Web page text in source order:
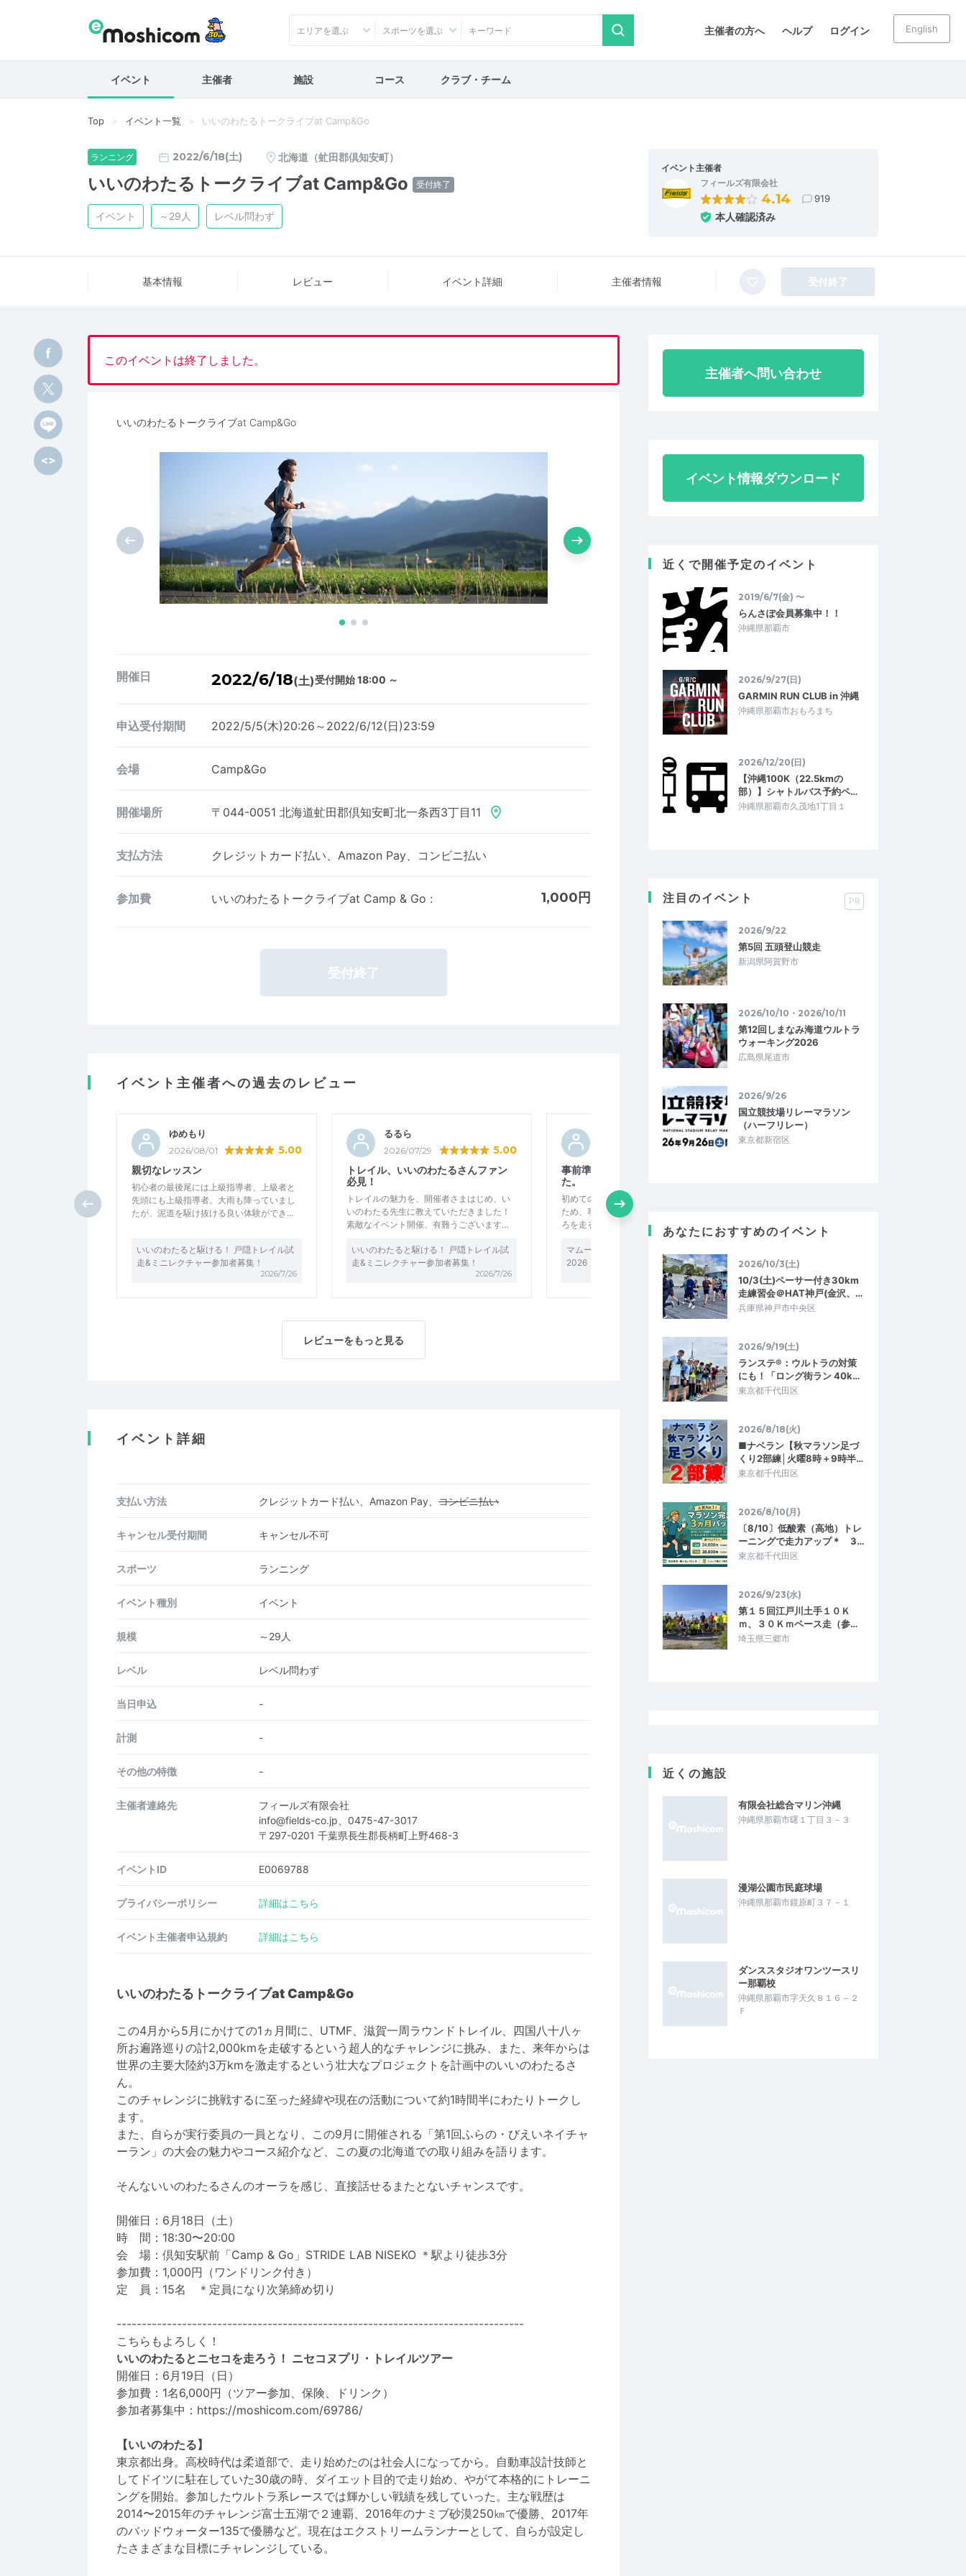
主催者の方へ ヘルプ ログイン
エリアを選ぶ スポーツを選ぶ English
イベント 主催者 施設 コース クラブ・チーム
Top イベント一覧 いいのわたるトークライブat Camp&Go
ランニング 2022/6/18(土) 北海道（虻田郡倶知安町）
いいのわたるトークライブat Camp&Go 受付終了
イベント ～29人 レベル問わず
イベント主催者
フィールズ有限会社
4.14 919
本人確認済み
基本情報 レビュー イベント詳細 主催者情報 受付終了
このイベントは終了しました。
いいのわたるトークライブat Camp&Go
開催日 2022/6/18(土)受付開始 18:00 ～
申込受付期間 2022/5/5(木)20:26～2022/6/12(日)23:59
会場 Camp&Go
開催場所 〒044-0051 北海道虻田郡倶知安町北一条西3丁目11
支払方法 クレジットカード払い、Amazon Pay、コンビニ払い
参加費 いいのわたるトークライブat Camp & Go : 1,000円
受付終了
イベント主催者への過去のレビュー
ゆめもり
2026/08/01 5.00
親切なレッスン
初心者の最後尾には上級指導者、上級者と
先頭にも上級指導者。大雨も降っていまし
たが、泥道を駆け抜ける良い体験ができ…
いいのわたると駆ける！ 戸隠トレイル試
走&ミニレクチャー参加者募集！
2026/7/26
るるら
2026/07/29 5.00
トレイル、いいのわたるさんファン
必見！
トレイルの魅力を、開催者さまはじめ、い
いのわたる先生に教えていただきました！
素敵なイベント開催、有難うございます…
いいのわたると駆ける！ 戸隠トレイル試
走&ミニレクチャー参加者募集！
2026/7/26
5.00
事前準備には十分過ぎる内容だっ
た。
初めてのトレイルレースにエントリーした
ため、事前準備では、国有林の平らなとこ
ろを走ることしかできていなかったが、…
マムートCUPサッポロ・テイネトレイル
2026 コース試走会のご案内
2026/5/31
2026 コース試走会のご案内
レビューをもっと見る
イベント詳細
支払い方法 クレジットカード払い、Amazon Pay、 コンビニ払い
キャンセル受付期間 キャンセル不可
スポーツ ランニング
イベント種別 イベント
規模 ～29人
レベル レベル問わず
当日申込 -
計測 -
その他の特徴 -
主催者連絡先
フィールズ有限会社
info@fields-co.jp、0475-47-3017
〒297-0201 千葉県長生郡長柄町上野468-3
イベントID E0069788
プライバシーポリシー 詳細はこちら
イベント主催者申込規約 詳細はこちら
いいのわたるトークライブat Camp&Go
この4月から5月にかけての1ヵ月間に、UTMF、滋賀一周ラウンドトレイル、四国八十八ヶ
所お遍路巡りの計2,000kmを走破するという超人的なチャレンジに挑み、また、来年からは
世界の主要大陸約3万kmを激走するという壮大なプロジェクトを計画中のいいのわたるさ
ん。
このチャレンジに挑戦するに至った経緯や現在の活動について約1時間半にわたりトークし
ます。
また、自らが実行委員の一員となり、この9月に開催される「第1回ふらの・びえいネイチャ
ーラン」の大会の魅力やコース紹介など、この夏の北海道での取り組みを語ります。
そんないいのわたるさんのオーラを感じ、直接話せるまたとないチャンスです。
開催日：6月18日（土）
時 間：18:30〜20:00
会 場：倶知安駅前「Camp & Go」STRIDE LAB NISEKO ＊駅より徒歩3分
参加費：1,000円（ワンドリンク付き）
定 員：15名 ＊定員になり次第締め切り
---------------------------------------------------------------------------------
こちらもよろしく！
いいのわたるとニセコを走ろう！ ニセコヌプリ・トレイルツアー
開催日：6月19日（日）
参加費：1名6,000円（ツアー参加、保険、ドリンク）
参加者募集中： https://moshicom.com/69786/
【いいのわたる】
東京都出身。高校時代は柔道部で、走り始めたのは社会人になってから。自動車設計技師と
してドイツに駐在していた30歳の時、ダイエット目的で走り始め、やがて本格的にトレーニ
ングを開始。参加したウルトラ系レースでは輝かしい戦績を残していった。主な戦歴は
2014〜2015年のチャレンジ富士五湖で２連覇、2016年のナミブ砂漠250㎞で優勝、2017年
のバッドウォーター135で優勝など。現在はエクストリームランナーとして、自らが設定し
たさまざまな目標にチャレンジしている。
主催者へ問い合わせ
イベント情報ダウンロード
近くで開催予定のイベント
2019/6/7(金) 〜
らんさぽ会員募集中！！
沖縄県那覇市
2026/9/27(日)
GARMIN RUN CLUB in 沖縄
沖縄県那覇市おもろまち
2026/12/20(日)
【沖縄100K（22.5kmの
部）】シャトルバス予約ペ…
沖縄県那覇市久茂地1丁目１
注目のイベント PR
2026/9/22
第5回 五頭登山競走
新潟県阿賀野市
2026/10/10・2026/10/11
第12回しまなみ海道ウルトラ
ウォーキング2026
広島県尾道市
2026/9/26
国立競技場リレーマラソン
（ハーフリレー）
東京都新宿区
あなたにおすすめのイベント
2026/10/3(土)
10/3(土)ペーサー付き30km
走練習会＠HAT神戸(金沢、…
兵庫県神戸市中央区
2026/9/19(土)
ランステ®：ウルトラの対策
にも！「ロング街ラン 40k…
東京都千代田区
2026/8/18(火)
■ナベラン【秋マラソン足づ
くり2部練│火曜8時＋9時半…
東京都千代田区
2026/8/10(月)
〔8/10〕低酸素（高地）トレ
ーニングで走力アップ＊ 3…
東京都千代田区
2026/9/23(水)
第１５回江戸川土手１０Ｋ
ｍ、３０Ｋｍペース走（参…
埼玉県三郷市
近くの施設
有限会社総合マリン沖縄
沖縄県那覇市曙１丁目３－３
漫湖公園市民庭球場
沖縄県那覇市鏡原町３７－１
ダンススタジオワンツースリ
ー那覇校
沖縄県那覇市字天久８１６－２
Ｆ